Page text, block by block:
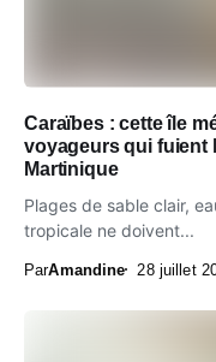
Caraïbes : cette île
voyageurs qui fuient
Martinique
Plages de sable clair,
tropicale ne doivent...
ParAmandine 28 juillet